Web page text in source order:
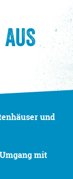
und
mit